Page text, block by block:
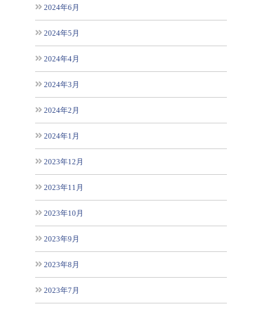
2024年6月
2024年5月
2024年4月
2024年3月
2024年2月
2024年1月
2023年12月
2023年11月
2023年10月
2023年9月
2023年8月
2023年7月